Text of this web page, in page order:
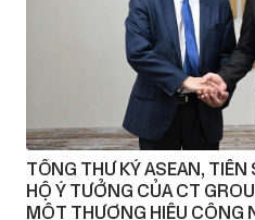
TỔNG THƯ KÝ ASEAN,
HỘ Ý TƯỞNG CỦA CT
MỘT THƯƠNG HIỆU CÔNG